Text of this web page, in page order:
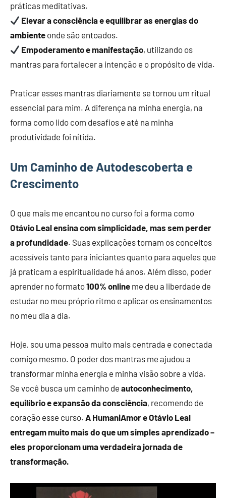
práticas meditativas.
Elevar a consciência e equilibrar as energias do
ambiente onde são entoados.
Empoderamento e manifestação, utilizando os
mantras para fortalecer a intenção e o propósito de vida.
Praticar esses mantras diariamente se tornou um ritual
essencial para mim. A diferença na minha energia, na
forma como lido com desafios e até na minha
produtividade foi nítida.
Um Caminho de Autodescoberta e
Crescimento
O que mais me encantou no curso foi a forma como
Otávio Leal ensina com simplicidade, mas sem perder
a profundidade. Suas explicações tornam os conceitos
acessíveis tanto para iniciantes quanto para aqueles que
já praticam a espiritualidade há anos. Além disso, poder
aprender no formato100% online me deu a liberdade de
estudar no meu próprio ritmo e aplicar os ensinamentos
no meu dia a dia.
Hoje, sou uma pessoa muito mais centrada e conectada
comigo mesmo. O poder dos mantras me ajudou a
transformar minha energia e minha visão sobre a vida.
Se você busca um caminho de autoconhecimento,
equilíbrio e expansão da consciência, recomendo de
coração esse curso. A HumaniAmor e Otávio Leal
entregam muito mais do que um simples aprendizado –
eles proporcionam uma verdadeira jornada de
transformação.